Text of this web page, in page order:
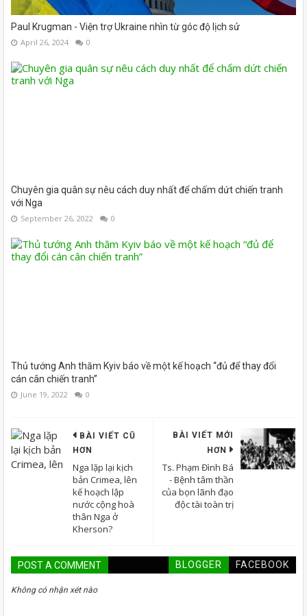
Paul Krugman - Viện trợ Ukraine nhìn từ góc độ lịch sử
April 26, 2024 0
Chuyên gia quân sự nêu cách duy nhất để chấm dứt chiến tranh
với Nga
September 26, 2022 0
Thủ tướng Anh thăm Kyiv báo về một kế hoạch “đủ để thay đổi
cán cân chiến tranh”
June 19, 2022 0
BÀI VIẾT MỚI
HƠN
Ts. Phạm Đình Bá
- Bệnh tâm thần
của bọn lãnh đạo
độc tài toàn trị
BÀI VIẾT CŨ
HƠN
Nga lặp lại kịch
bản Crimea, lên
kế hoạch lập
nước cộng hoà
thân Nga ở
Kherson?
POST A COMMENT BLOGGER FACEBOOK
Không có nhận xét nào